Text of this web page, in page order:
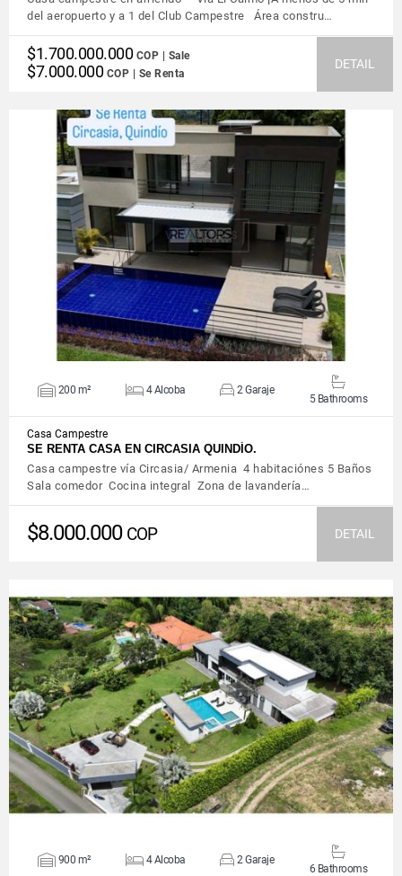
del aeropuerto y a 1 del Club Campestre Área constru…
$1.700.000.000 COP | Sale
$7.000.000 COP | Se Renta
DETAIL
VIEW DETAILS
200 m² 4 Alcoba 2 Garaje
5 Bathrooms
Casa Campestre
SE RENTA CASA EN CIRCASIA QUINDÍO.
Casa campestre vía Circasia/ Armenia 4 habitaciónes 5 Baños
Sala comedor Cocina integral Zona de lavandería…
$8.000.000 COP DETAIL
VIEW DETAILS
900 m² 4 Alcoba 2 Garaje
6 Bathrooms